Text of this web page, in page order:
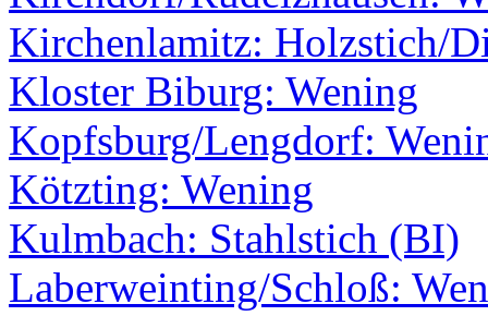
Kirchenlamitz: Holzstich/
Kloster Biburg: Wening
Kopfsburg/Lengdorf:
Kötzting: Wening
Kulmbach: Stahlstich (BI)
Laberweinting/Schloß: